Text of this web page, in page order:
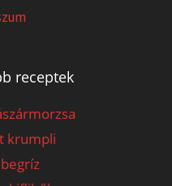
receptek
krumpli